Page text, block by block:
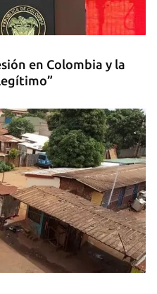
en Colombia y la